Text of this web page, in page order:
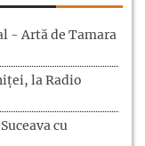
- Artă de Tamara
la Radio
cu